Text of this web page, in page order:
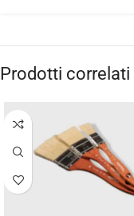
Prodotti correlati